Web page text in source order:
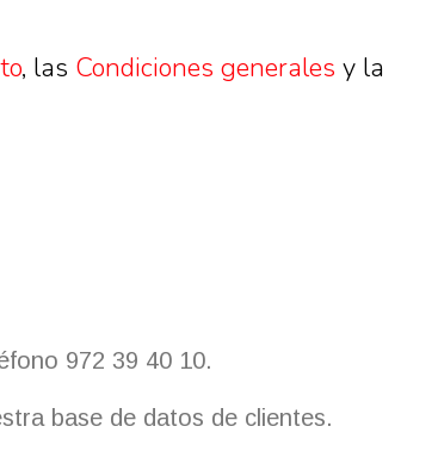
, las Condiciones generales y la
972 39 40 10.
base de datos de clientes.